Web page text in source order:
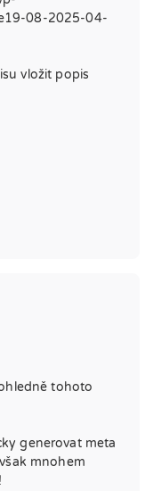
vložit popis
tohoto
generovat meta
mnohem